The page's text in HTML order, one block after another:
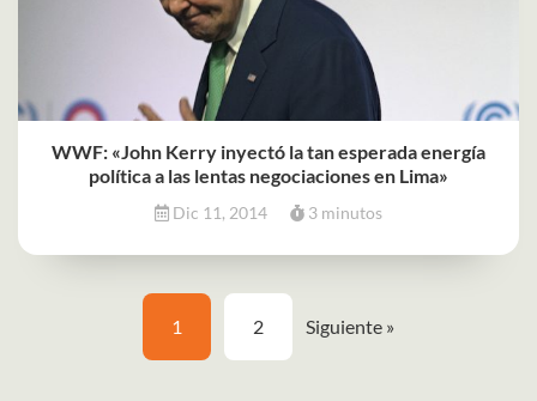
WWF: «John Kerry inyectó la tan esperada energía
política a las lentas negociaciones en Lima»
Dic 11, 2014 3 minutos
1 2 Siguiente »